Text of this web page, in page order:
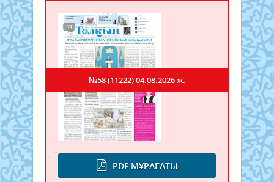
PDF МҰРАҒАТЫ
№58 (11222)04.08.2026 ж.